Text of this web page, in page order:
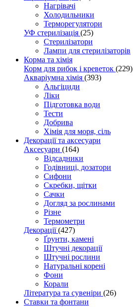
Нагрівачі
Холодильники
Терморегулятори
УФ стерилізація (25)
Стерилізатори
Лампи для стерилізаторів
Корма та хімія
Корм для рибок і креветок (229)
Акваріумна хімія (393)
Альгіциди
Ліки
Підготовка води
Тести
Добрива
Хімія для моря, сіль
Декорації та аксесуари
Аксесуари (164)
Відсадники
Годівниці, дозатори
Сифони
Скребки, щітки
Сачки
Догляд за рослинами
Різне
Термометри
Декорації(427)
Ґрунти, камені
Штучні декорації
Штучні рослини
Натуральні корені
Фони
Корали
Література та сувеніри (26)
Ставки та фонтани